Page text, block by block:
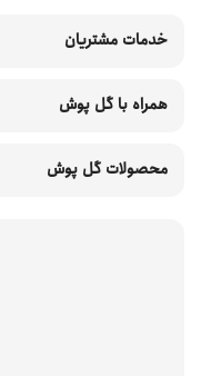
خدمات مشتریان
همراه با گل پوش
محصولات گل پوش